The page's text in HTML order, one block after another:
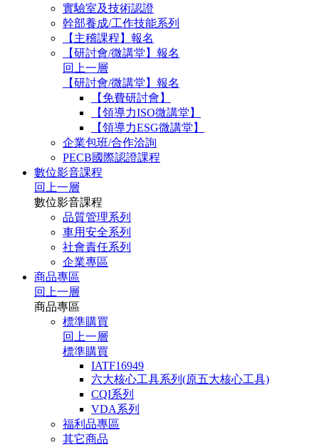
實驗室及技術認證
幹部養成/工作技能系列
【主稽課程】報名
【研討會/微講堂】報名
回上一層
【研討會/微講堂】報名
【免費研討會】
【領導力ISO微講堂】
【領導力ESG微講堂】
企業包班/合作洽詢
PECB國際認證課程
數位影音課程
回上一層
數位影音課程
品質管理系列
車用安全系列
社會責任系列
企業專區
商品專區
回上一層
商品專區
標準購買
回上一層
標準購買
IATF16949
六大核心工具系列(原五大核心工具)
CQI系列
VDA系列
福利品專區
其它商品